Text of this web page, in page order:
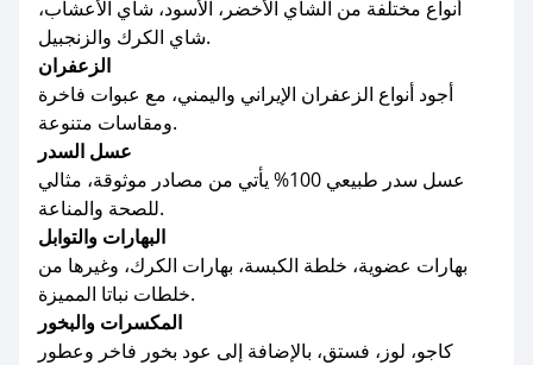
أنواع مختلفة من الشاي الأخضر، الأسود، شاي الأعشاب،
شاي الكرك والزنجبيل.
الزعفران
أجود أنواع الزعفران الإيراني واليمني، مع عبوات فاخرة
ومقاسات متنوعة.
عسل السدر
عسل سدر طبيعي 100% يأتي من مصادر موثوقة، مثالي
للصحة والمناعة.
البهارات والتوابل
بهارات عضوية، خلطة الكبسة، بهارات الكرك، وغيرها من
خلطات نباتا المميزة.
المكسرات والبخور
كاجو، لوز، فستق، بالإضافة إلى عود بخور فاخر وعطور